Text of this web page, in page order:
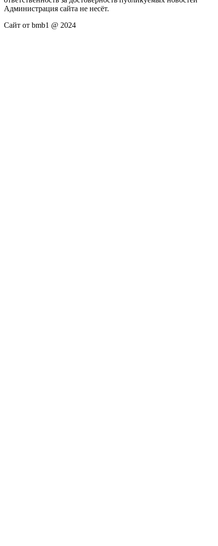
Администрация сайта не несёт.
Сайт от bmb1 @ 2024